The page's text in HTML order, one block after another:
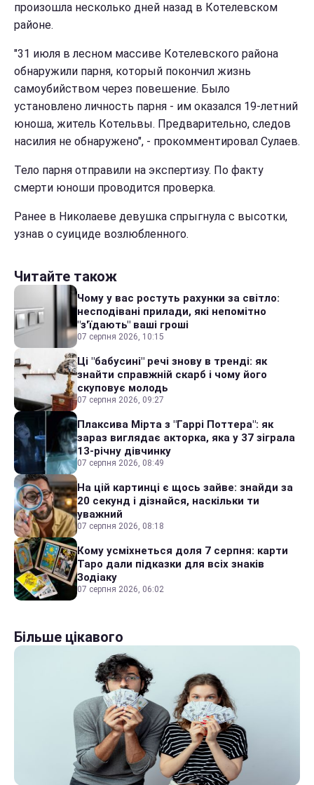
произошла несколько дней назад в Котелевском
районе.
"31 июля в лесном массиве Котелевского района
обнаружили парня, который покончил жизнь
самоубийством через повешение. Было
установлено личность парня - им оказался 19-летний
юноша, житель Котельвы. Предварительно, следов
насилия не обнаружено", - прокомментировал Сулаев.
Тело парня отправили на экспертизу. По факту
смерти юноши проводится проверка.
Ранее в Николаеве девушка спрыгнула с высотки,
узнав о суициде возлюбленного.
Читайте також
Чому у вас ростуть рахунки за світло:
несподівані прилади, які непомітно
"з'їдають" ваші гроші
07 серпня 2026, 10:15
Ці "бабусині" речі знову в тренді: як
знайти справжній скарб і чому його
скуповує молодь
07 серпня 2026, 09:27
Плаксива Мірта з "Гаррі Поттера": як
зараз виглядає акторка, яка у 37 зіграла
13-річну дівчинку
07 серпня 2026, 08:49
На цій картинці є щось зайве: знайди за
20 секунд і дізнайся, наскільки ти
уважний
07 серпня 2026, 08:18
Кому усміхнеться доля 7 серпня: карти
Таро дали підказки для всіх знаків
Зодіаку
07 серпня 2026, 06:02
Більше цікавого